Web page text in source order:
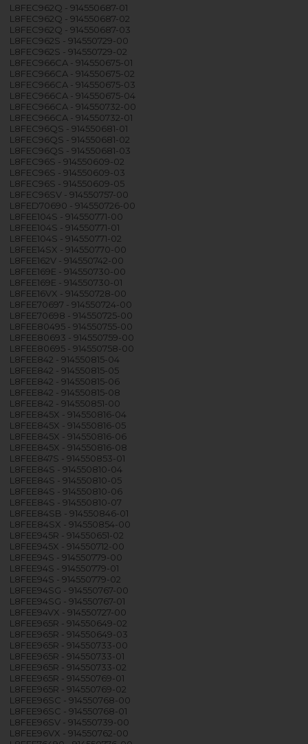
L8FEC962Q - 914550687-01
L8FEC962Q - 914550687-02
L8FEC962Q - 914550687-03
L8FEC962S - 914550729-00
L8FEC962S - 914550729-02
L8FEC966CA - 914550675-01
L8FEC966CA - 914550675-02
L8FEC966CA - 914550675-03
L8FEC966CA - 914550675-04
L8FEC966CA - 914550732-00
L8FEC966CA - 914550732-01
L8FEC96QS - 914550681-01
L8FEC96QS - 914550681-02
L8FEC96QS - 914550681-03
L8FEC96S - 914550609-02
L8FEC96S - 914550609-03
L8FEC96S - 914550609-05
L8FEC96SV - 914550757-00
L8FED70690 - 914550726-00
L8FEE104S - 914550771-00
L8FEE104S - 914550771-01
L8FEE104S - 914550771-02
L8FEE14SX - 914550770-00
L8FEE162V - 914550742-00
L8FEE169E - 914550730-00
L8FEE169E - 914550730-01
L8FEE16VX - 914550728-00
L8FEE70697 - 914550724-00
L8FEE70698 - 914550725-00
L8FEE80495 - 914550755-00
L8FEE80693 - 914550759-00
L8FEE80695 - 914550758-00
L8FEE842 - 914550815-04
L8FEE842 - 914550815-05
L8FEE842 - 914550815-06
L8FEE842 - 914550815-08
L8FEE842 - 914550851-00
L8FEE845X - 914550816-04
L8FEE845X - 914550816-05
L8FEE845X - 914550816-06
L8FEE845X - 914550816-08
L8FEE847S - 914550853-01
L8FEE84S - 914550810-04
L8FEE84S - 914550810-05
L8FEE84S - 914550810-06
L8FEE84S - 914550810-07
L8FEE84SB - 914550846-01
L8FEE84SX - 914550854-00
L8FEE945R - 914550651-02
L8FEE945X - 914550712-00
L8FEE94S - 914550779-00
L8FEE94S - 914550779-01
L8FEE94S - 914550779-02
L8FEE94SG - 914550767-00
L8FEE94SG - 914550767-01
L8FEE94VX - 914550727-00
L8FEE965R - 914550649-02
L8FEE965R - 914550649-03
L8FEE965R - 914550733-00
L8FEE965R - 914550733-01
L8FEE965R - 914550733-02
L8FEE965R - 914550769-01
L8FEE965R - 914550769-02
L8FEE96SC - 914550768-00
L8FEE96SC - 914550768-01
L8FEE96SV - 914550739-00
L8FEE96VX - 914550762-00